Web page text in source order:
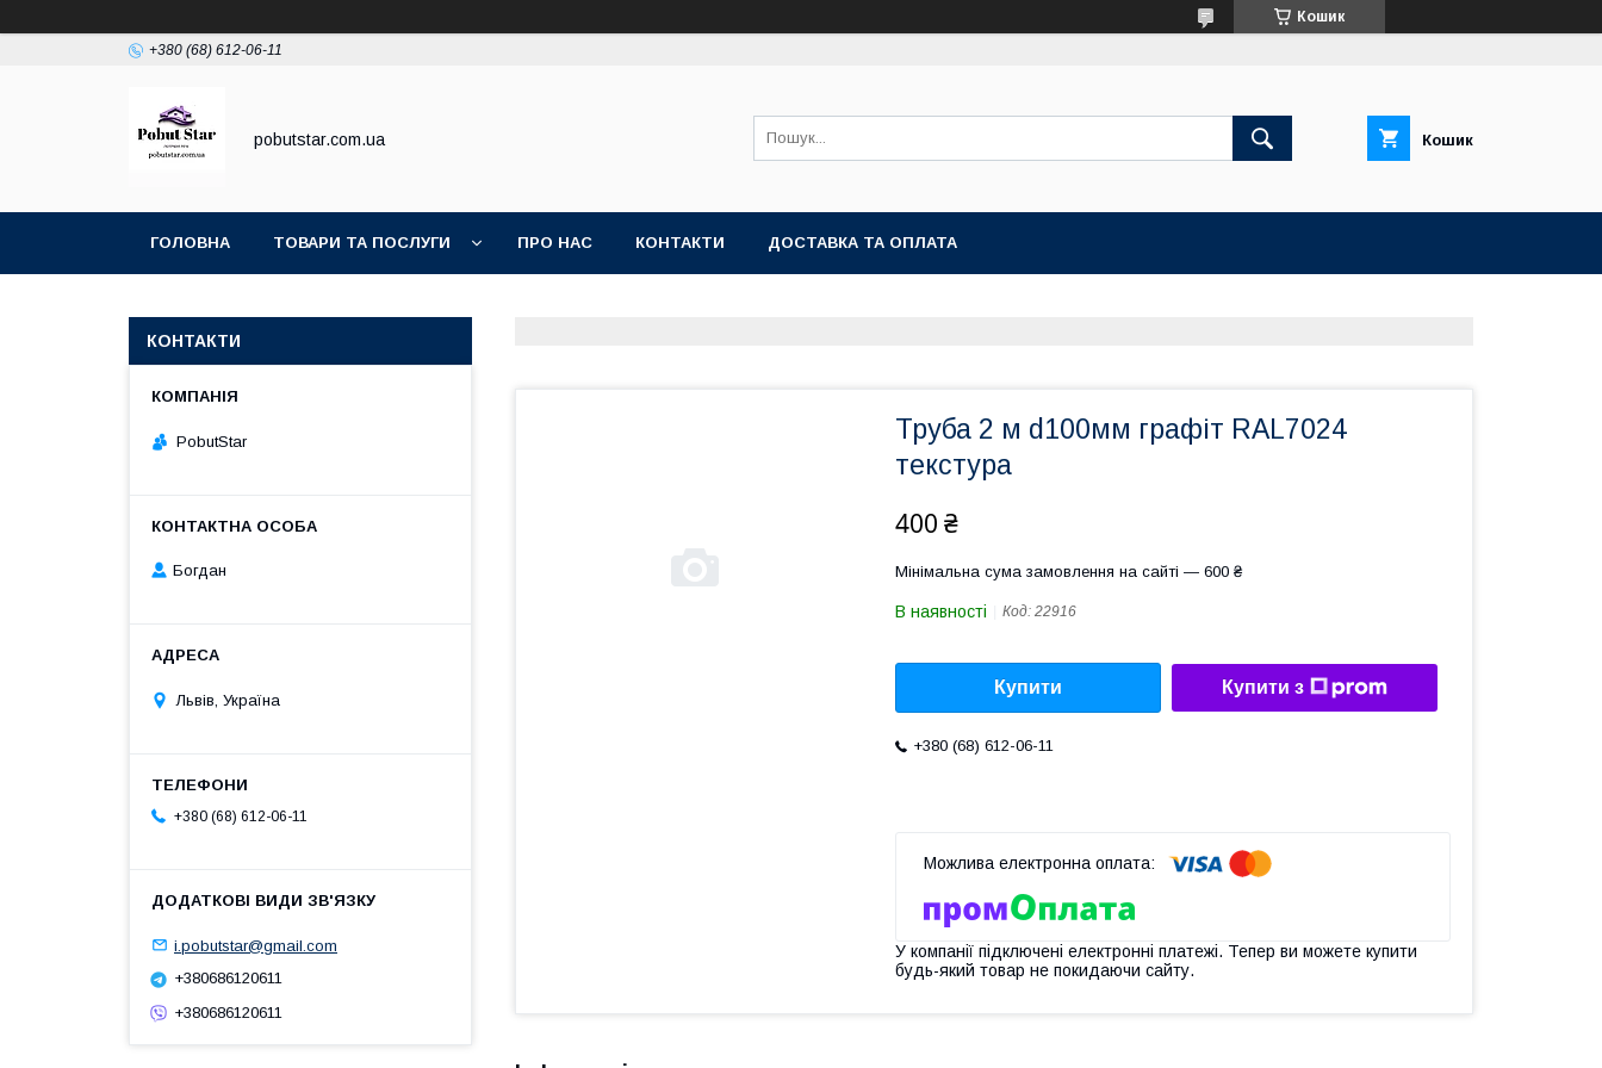
Кошик
+380 (68) 612-06-11
pobutstar.com.ua Кошик
ГОЛОВНА ТОВАРИ ТА ПОСЛУГИ ПРО НАС КОНТАКТИ ДОСТАВКА ТА ОПЛАТА
Труба 2 м d100мм графіт RAL7024
текстура
400 ₴
Мінімальна сума замовлення на сайті — 600 ₴
В наявності Код: 22916
Купити Купити з
+380 (68) 612-06-11
У компанії підключені електронні платежі. Тепер ви можете купити
будь-який товар не покидаючи сайту.
КОНТАКТИ
PobutStar
Богдан
Львів, Україна
+380 (68) 612-06-11
i.pobutstar@gmail.com
+380686120611
+380686120611